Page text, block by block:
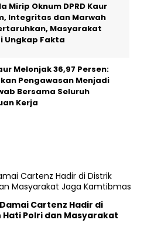
Mirip Oknum DPRD Kaur
Integritas dan Marwah
Masyarakat
Ungkap Fakta
Melonjak 36,97 Persen:
Pengawasan Menjadi
Bersama Seluruh
Kerja
Cartenz Hadir di
Polri dan Masyarakat